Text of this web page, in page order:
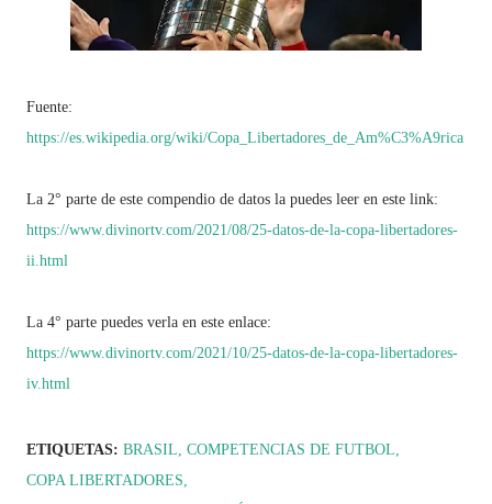
Fuente:
https://es.wikipedia.org/wiki/Copa_Libertadores_de_Am%C3%A9rica
La 2° parte de este compendio de datos la puedes leer en este link:
https://www.divinortv.com/2021/08/25-datos-de-la-copa-libertadores-
ii.html
La 4° parte puedes verla en este enlace:
https://www.divinortv.com/2021/10/25-datos-de-la-copa-libertadores-
iv.html
ETIQUETAS: BRASIL COMPETENCIAS DE FUTBOL
COPA LIBERTADORES